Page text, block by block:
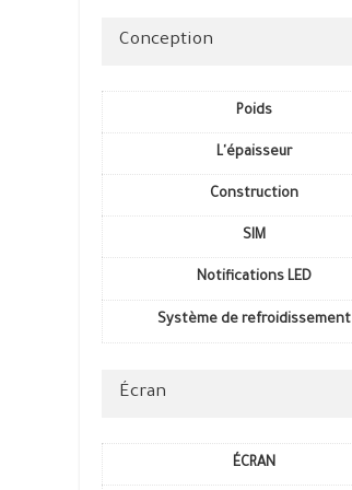
Conception
Poids
L'épaisseur
Construction
SIM
Notifications LED
Système de refroidissement
Écran
ÉCRAN